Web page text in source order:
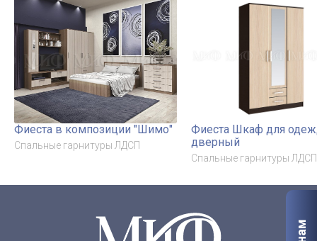
Фиеста в композиции "Шимо"
Спальные гарнитуры ЛДСП
Фиеста Шкаф для
дверный
Спальные гарнитуры ЛДСП